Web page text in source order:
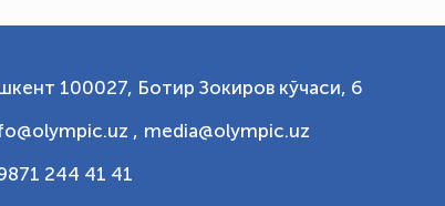
100027, Ботир Зокиров кўчаси, 6
, media@olympic.uz
244 41 41